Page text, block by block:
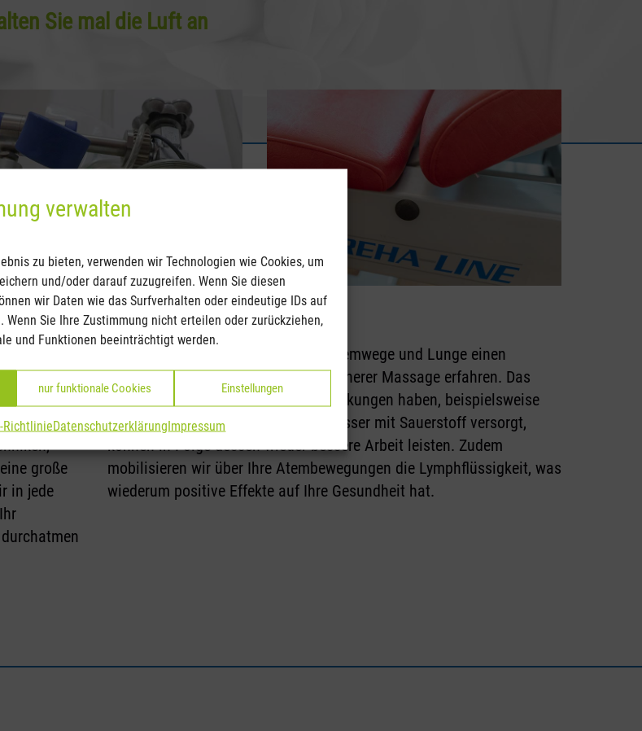
verwalten
zu bieten, verwenden wir Technologien wie Cookies, um
und/oder darauf zuzugreifen. Wenn Sie diesen
wir Daten wie das Surfverhalten oder eindeutige IDs auf
Wenn Sie Ihre Zustimmung nicht erteilen oder zurückziehen,
und Funktionen beeinträchtigt werden.
nur funktionale Cookies Einstellungen
RichtlinieDatenschutzerklärungImpressum
Sie mal die Luft an
Post-
große
in jede
Bei der Atemtherapie können Ihre Atemwege und Lunge einen
Sauerstoff-Flash bei gleichzeitiger innerer Massage erfahren. Das
kann zahlreiche wünschenswerte Wirkungen haben, beispielsweise
werden Ihre Körperzellen dadurch besser mit Sauerstoff versorgt,
können in Folge dessen wieder bessere Arbeit leisten. Zudem
mobilisieren wir über Ihre Atembewegungen die Lymphflüssigkeit, was
wiederum positive Effekte auf Ihre Gesundheit hat.